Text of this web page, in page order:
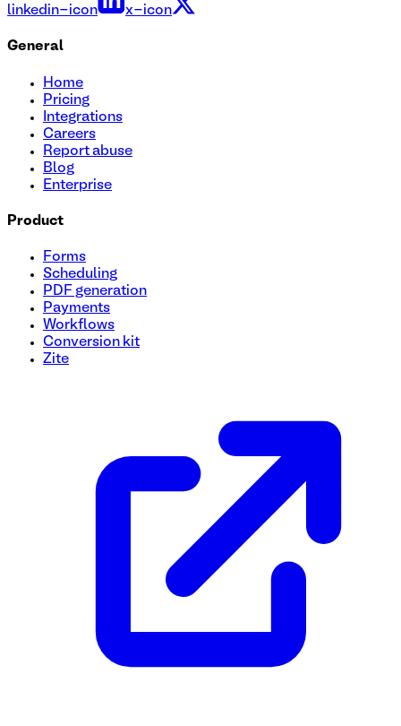
Rationalisez votre processus de soumission de demande
à utiliser. Rassemblez sans effort les détails essentiels
sont capturées pour l’évaluation. Utilisez ce modèle
linkedin-icon x-icon
General
Home
Pricing
Integrations
Careers
Report abuse
Blog
Enterprise
Product
Forms
Scheduling
PDF generation
Payments
Workflows
Conversion kit
Zite